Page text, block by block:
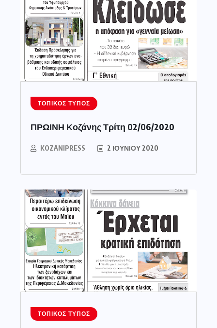
ΤΟΠΙΚΌΣ ΤΎΠΟΣ
ΠΡΩΙΝΗ Κοζάνης Τρίτη 02/06/2020
KOZANIPRESS 2 ΙΟΥΝΊΟΥ 2020
ΤΟΠΙΚΌΣ ΤΎΠΟΣ